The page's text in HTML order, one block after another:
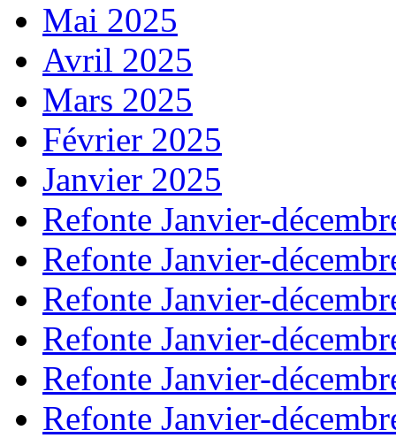
Mai 2025
Avril 2025
Mars 2025
Février 2025
Janvier 2025
Refonte Janvier-
Refonte Janvier-
Refonte Janvier-
Refonte Janvier-
Refonte Janvier-
Refonte Janvier-